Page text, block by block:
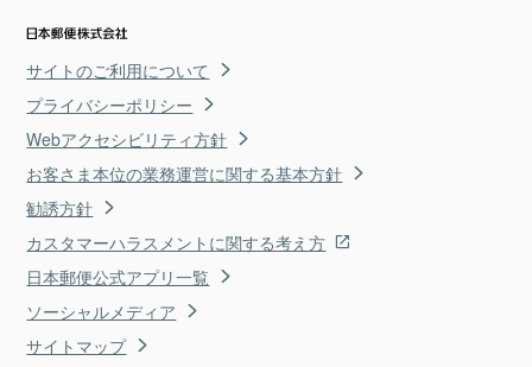
サイトのご利用について
プライバシーポリシー
Webアクセシビリティ方針
お客さま本位の業務運営に関する基本方針
勧誘方針
カスタマーハラスメントに関する考え方
日本郵便公式アプリ一覧
ソーシャルメディア
サイトマップ